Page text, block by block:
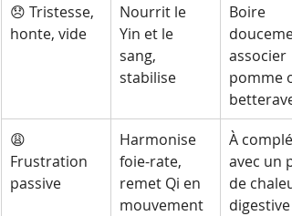
😞 Tristesse,
honte, vide
Nourrit le
Yin et le
sang,
stabilise
Boire
associer
pomme
betterave
😩
Frustration
passive
Harmonise
foie-rate,
remet Qi en
mouvement
À
avec un
de
digestive